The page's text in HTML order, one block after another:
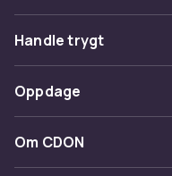
Vanlige spørsmål
Spor pakke
Angre & returner her
Kontakt oss
Handle trygt
Betaling
Levering
Oppdage
Kategorier
Varemerker
Om CDON